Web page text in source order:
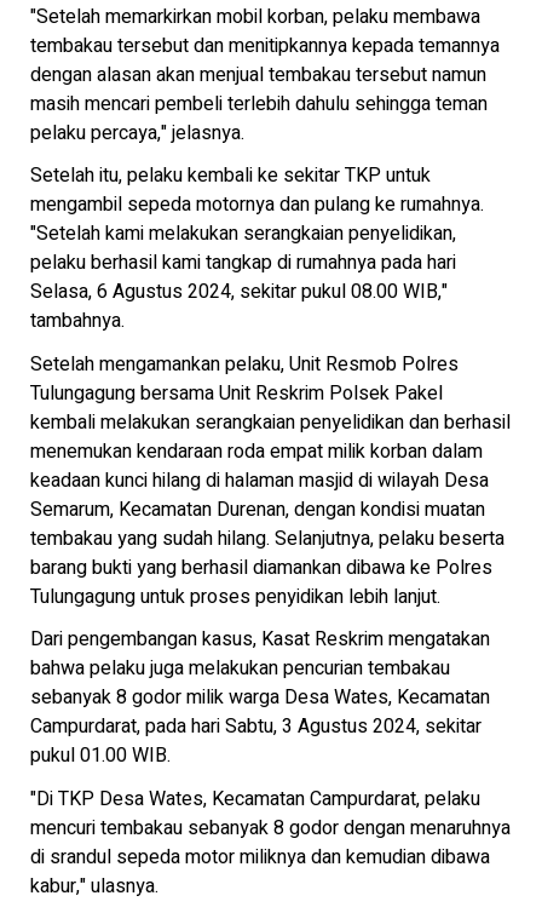
"Setelah memarkirkan mobil korban, pelaku membawa
tembakau tersebut dan menitipkannya kepada temannya
dengan alasan akan menjual tembakau tersebut namun
masih mencari pembeli terlebih dahulu sehingga teman
pelaku percaya," jelasnya.
Setelah itu, pelaku kembali ke sekitar TKP untuk
mengambil sepeda motornya dan pulang ke rumahnya.
"Setelah kami melakukan serangkaian penyelidikan,
pelaku berhasil kami tangkap di rumahnya pada hari
Selasa, 6 Agustus 2024, sekitar pukul 08.00 WIB,"
tambahnya.
Setelah mengamankan pelaku, Unit Resmob Polres
Tulungagung bersama Unit Reskrim Polsek Pakel
kembali melakukan serangkaian penyelidikan dan berhasil
menemukan kendaraan roda empat milik korban dalam
keadaan kunci hilang di halaman masjid di wilayah Desa
Semarum, Kecamatan Durenan, dengan kondisi muatan
tembakau yang sudah hilang. Selanjutnya, pelaku beserta
barang bukti yang berhasil diamankan dibawa ke Polres
Tulungagung untuk proses penyidikan lebih lanjut.
Dari pengembangan kasus, Kasat Reskrim mengatakan
bahwa pelaku juga melakukan pencurian tembakau
sebanyak 8 godor milik warga Desa Wates, Kecamatan
Campurdarat, pada hari Sabtu, 3 Agustus 2024, sekitar
pukul 01.00 WIB.
"Di TKP Desa Wates, Kecamatan Campurdarat, pelaku
mencuri tembakau sebanyak 8 godor dengan menaruhnya
di srandul sepeda motor miliknya dan kemudian dibawa
kabur," ulasnya.